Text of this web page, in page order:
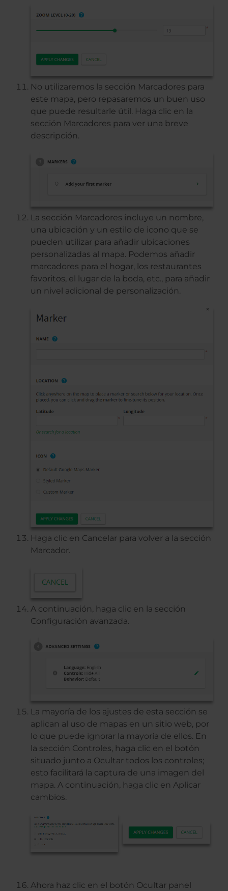
No utilizaremos la sección Marcadores para
este mapa, pero repasaremos un buen uso
que puede resultarle útil. Haga clic en la
sección Marcadores para ver una breve
descripción.
La sección Marcadores incluye un nombre,
una ubicación y un estilo de icono que se
pueden utilizar para añadir ubicaciones
personalizadas al mapa. Podemos añadir
marcadores para el hogar, los restaurantes
favoritos, el lugar de la boda, etc., para añadir
un nivel adicional de personalización.
Haga clic en Cancelar para volver a la sección
Marcador.
A continuación, haga clic en la sección
Configuración avanzada.
La mayoría de los ajustes de esta sección se
aplican al uso de mapas en un sitio web, por
lo que puede ignorar la mayoría de ellos. En
la sección Controles, haga clic en el botón
situado junto a Ocultar todos los controles;
esto facilitará la captura de una imagen del
mapa. A continuación, haga clic en Aplicar
cambios.
Ahora haz clic en el botón Ocultar panel